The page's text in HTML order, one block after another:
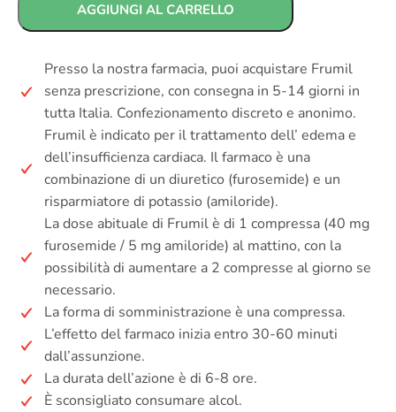
AGGIUNGI AL CARRELLO
Presso la nostra farmacia, puoi acquistare Frumil
senza prescrizione, con consegna in 5-14 giorni in
tutta Italia. Confezionamento discreto e anonimo.
Frumil è indicato per il trattamento dell’ edema e
dell’insufficienza cardiaca. Il farmaco è una
combinazione di un diuretico (furosemide) e un
risparmiatore di potassio (amiloride).
La dose abituale di Frumil è di 1 compressa (40 mg
furosemide / 5 mg amiloride) al mattino, con la
possibilità di aumentare a 2 compresse al giorno se
necessario.
La forma di somministrazione è una compressa.
L’effetto del farmaco inizia entro 30-60 minuti
dall’assunzione.
La durata dell’azione è di 6-8 ore.
È sconsigliato consumare alcol.